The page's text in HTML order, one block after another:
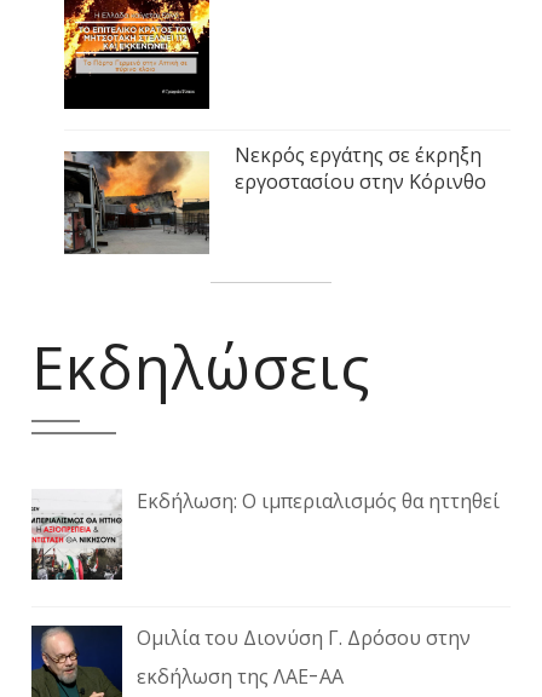
Νεκρός εργάτης σε έκρηξη
εργοστασίου στην Κόρινθο
Εκδηλώσεις
Εκδήλωση: Ο ιμπεριαλισμός θα ηττηθεί
Ομιλία του Διονύση Γ. Δρόσου στην
εκδήλωση της ΛΑΕ-ΑΑ